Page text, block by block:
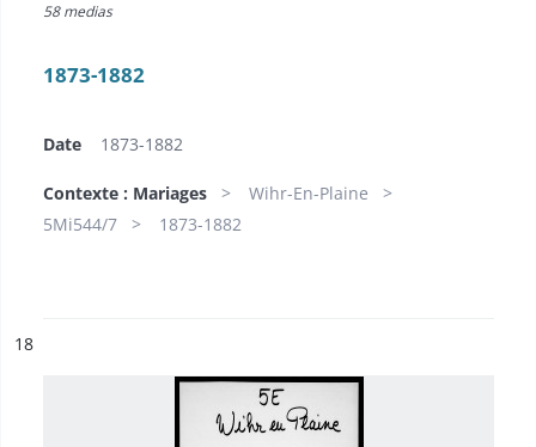
58 medias
1873-1882
Date 1873-1882
Contexte : Mariages
Wihr-En-Plaine
5Mi544/7
1873-1882
n°
18